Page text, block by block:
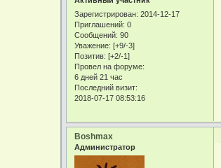
Зарегистрирован: 2014-12-17
Приглашений: 0
Сообщений: 90
Уважение: [+9/-3]
Позитив: [+2/-1]
Провел на форуме:
6 дней 21 час
Последний визит:
2018-07-17 08:53:16
Boshmax
Администратор